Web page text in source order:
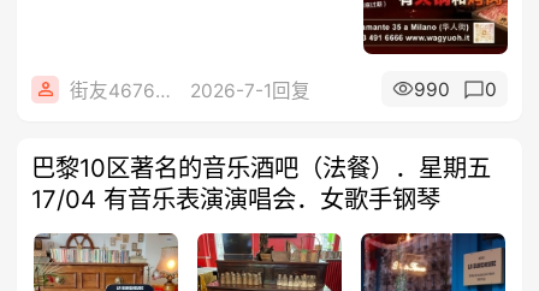
街友46760264 2026-7-1回复 990 0
巴黎10区著名的音乐酒吧（法餐）．星期五
17/04 有音乐表演演唱会．女歌手钢琴